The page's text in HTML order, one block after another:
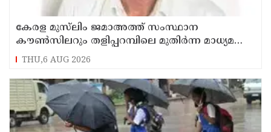
കേരള മുസ്‌ലിം ജമാഅത്ത് സംസ്ഥാന
കൗൺസിലറും തളിപ്പറമ്പിലെ മുതിർന്ന മാധ്യമ
പ്രവർത്തകനുമായ ബി എ അലി മൊഗ്രാൽ
THU,6 AUG 2026